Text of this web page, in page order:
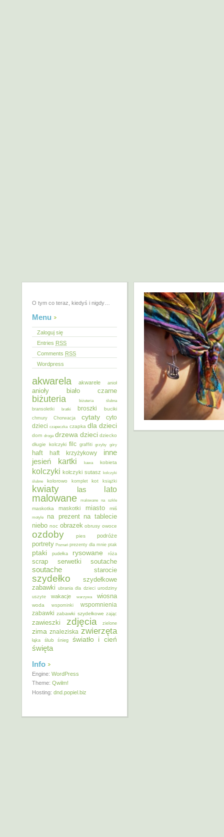
O tym co teraz, kiedyś i nigdy…
Menu
Zaloguj się
Entries RSS
Comments RSS
Wordpress
akwarela akwarele anioł
anioły biało czarne
biżuteria
biżuteria ślubna
bransoletki
bratki broszki buciki
chmury Chorwacja cytaty
cyto
dzieci czapeczka czapka dla dzieci
dom droga drzewa dzieci dziecko
długie kolczyki filc graffiti grzyby góry
haft haft krzyżykowy inne
jesień kartki kawa kobieta
kolczyki kolczyki sutasz kolczyki
ślubne
kolorowo komplet kot książki
kwiaty las lato
malowane malowane na szkle
maskotka maskotki miasto miś
motyle na prezent na tablecie
niebo noc obrazek obrusy owoce
ozdoby pies podróże
portrety Poznań prezenty dla mnie ptak
ptaki pudełka rysowane róża
scrap serwetki soutache
soutache starocie
szydełko
szydełkowe
zabawki ubrania dla dzieci urodziny
uszyte wakacje warzywa wiosna
woda wspominki
wspomnienia
zabawki zabawki szydełkowe zając
zawieszki zdjęcia zielone
zima znaleziska zwierzęta
łąka ślub śnieg światło i cień
święta
Info
Engine: WordPress
Theme: Qwilm!
Hosting: dnd.popiel.biz